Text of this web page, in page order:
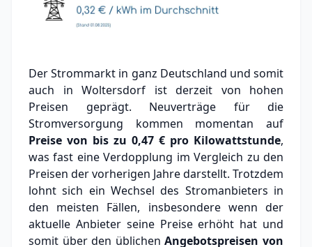
Der Strommarkt in ganz Deutschland und somit
auch in Woltersdorf ist derzeit von hohen
Preisen geprägt. Neuverträge für die
Stromversorgung kommen momentan auf
Preise von bis zu 0,47 € pro Kilowattstunde,
was fast eine Verdopplung im Vergleich zu den
Preisen der vorherigen Jahre darstellt. Trotzdem
lohnt sich ein Wechsel des Stromanbieters in
den meisten Fällen, insbesondere wenn der
aktuelle Anbieter seine Preise erhöht hat und
somit über den üblichenAngebotspreisen von